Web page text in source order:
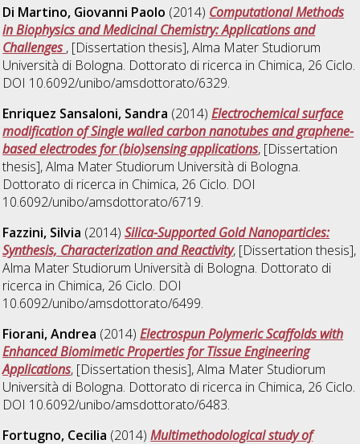
Di Martino, Giovanni Paolo (2014) Computational Methods
in Biophysics and Medicinal Chemistry: Applications and
Challenges , [Dissertation thesis], Alma Mater Studiorum
Università di Bologna. Dottorato di ricerca in Chimica, 26 Ciclo.
DOI 10.6092/unibo/amsdottorato/6329.
Enriquez Sansaloni, Sandra (2014)Electrochemical surface
modification of Single walled carbon nanotubes and graphene-
based electrodes for (bio)sensing applications, [Dissertation
thesis], Alma Mater Studiorum Università di Bologna.
Dottorato di ricerca in Chimica, 26 Ciclo. DOI
10.6092/unibo/amsdottorato/6719.
Fazzini, Silvia (2014)Silica-Supported Gold Nanoparticles:
Synthesis, Characterization and Reactivity, [Dissertation thesis],
Alma Mater Studiorum Università di Bologna. Dottorato di
ricerca in Chimica, 26 Ciclo. DOI
10.6092/unibo/amsdottorato/6499.
Fiorani, Andrea (2014)Electrospun Polymeric Scaffolds with
Enhanced Biomimetic Properties for Tissue Engineering
Applications, [Dissertation thesis], Alma Mater Studiorum
Università di Bologna. Dottorato di ricerca in Chimica, 26 Ciclo.
DOI 10.6092/unibo/amsdottorato/6483.
Fortugno, Cecilia (2014)Multimethodological study of